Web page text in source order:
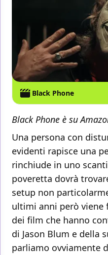
Black Phone
Black Phone è su
Una persona con
evidenti rapisce una
rinchiude in uno
poveretta dovrà
setup non
ultimi anni però viene
dei film che hanno
di Jason Blum e della
parliamo ovviamente